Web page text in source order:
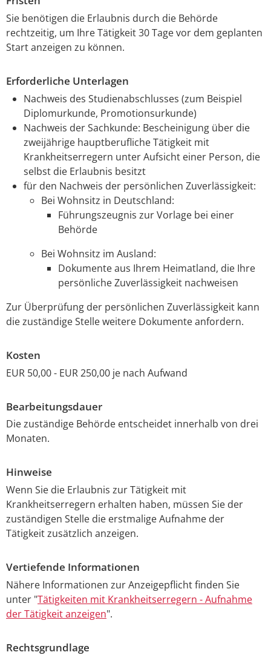
Sie benötigen die Erlaubnis durch die Behörde
rechtzeitig, um Ihre Tätigkeit 30 Tage vor dem geplanten
Start anzeigen zu können.
Erforderliche Unterlagen
Nachweis des Studienabschlusses (zum Beispiel
Diplomurkunde, Promotionsurkunde)
Nachweis der Sachkunde: Bescheinigung über die
zweijährige hauptberufliche Tätigkeit mit
Krankheitserregern unter Aufsicht einer Person, die
selbst die Erlaubnis besitzt
für den Nachweis der persönlichen Zuverlässigkeit:
Bei Wohnsitz in Deutschland:
Führungszeugnis zur Vorlage bei einer
Behörde
Bei Wohnsitz im Ausland:
Dokumente aus Ihrem Heimatland, die Ihre
persönliche Zuverlässigkeit nachweisen
Zur Überprüfung der persönlichen Zuverlässigkeit kann
die zuständige Stelle weitere Dokumente anfordern.
Kosten
EUR 50,00 - EUR 250,00 je nach Aufwand
Bearbeitungsdauer
Die zuständige Behörde entscheidet innerhalb von drei
Monaten.
Hinweise
Wenn Sie die Erlaubnis zur Tätigkeit mit
Krankheitserregern erhalten haben, müssen Sie der
zuständigen Stelle die erstmalige Aufnahme der
Tätigkeit zusätzlich anzeigen.
Vertiefende Informationen
Nähere Informationen zur Anzeigepflicht finden Sie
unter "Tätigkeiten mit Krankheitserregern - Aufnahme
der Tätigkeit anzeigen".
Rechtsgrundlage